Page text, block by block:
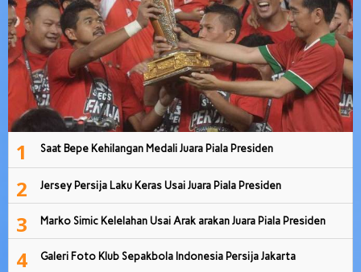
1 Saat Bepe Kehilangan Medali Juara Piala Presiden
2 Jersey Persija Laku Keras Usai Juara Piala Presiden
3 Marko Simic Kelelahan Usai Arak arakan Juara Piala Presiden
4 Galeri Foto Klub Sepakbola Indonesia Persija Jakarta